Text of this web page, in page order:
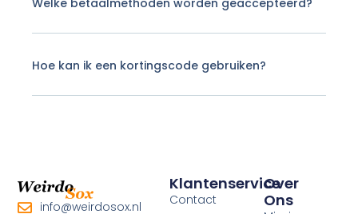
Hoe kan ik een kortingscode gebruiken?
info@weirdosox.nl
Klantenservice
Contact
Over
Ons